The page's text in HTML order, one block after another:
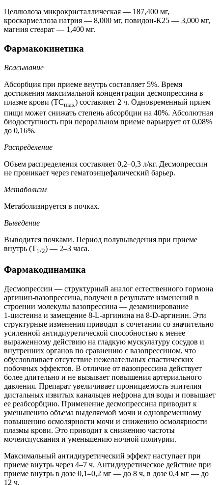
Целлюлоза микрокристаллическая — 187,400 мг,
кроскармеллоза натрия — 8,000 мг, повидон-К25 — 3,000 мг,
магния стеарат — 1,400 мг.
Фармакокинетика
Всасывание
Абсорбция при приеме внутрь составляет 5%. Время
достижения максимальной концентрации десмопрессина в
плазме крови (ТСmax) составляет 2 ч. Одновременный прием
пищи может снижать степень абсорбции на 40%. Абсолютная
биодоступность при пероральном приеме варьирует от 0,08%
до 0,16%.
Распределение
Объем распределения составляет 0,2–0,3 л/кг. Десмопрессин
не проникает через гематоэнцефалический барьер.
Метаболизм
Метаболизируется в почках.
Выведение
Выводится почками. Период полувыведения при приеме
внутрь (Т1/2) — 2–3 часа.
Фармакодинамика
Десмопрессин — структурный аналог естественного гормона
аргинин-вазопрессина, получен в результате изменений в
строении молекулы вазопрессина — дезаминирование
1‑цистеина и замещение 8-L-аргинина на 8-D-аргинин. Эти
структурные изменения приводят в сочетании со значительно
усиленной антидиуретической способностью к менее
выраженному действию на гладкую мускулатуру сосудов и
внутренних органов по сравнению с вазопрессином, что
обусловливает отсутствие нежелательных спастических
побочных эффектов. В отличие от вазопрессина действует
более длительно и не вызывает повышения артериального
давления. Препарат увеличивает проницаемость эпителия
дистальных извитых канальцев нефрона для воды и повышает
ее реабсорбцию. Применение десмопрессина приводит к
уменьшению объема выделяемой мочи и одновременному
повышению осмолярности мочи и снижению осмолярности
плазмы крови. Это приводит к снижению частоты
мочеиспускания и уменьшению ночной полиурии.
Максимальный антидиуретический эффект наступает при
приеме внутрь через 4–7 ч. Антидиуретическое действие при
приеме внутрь в дозе 0,1–0,2 мг — до 8 ч, в дозе 0,4 мг — до
12 ч.